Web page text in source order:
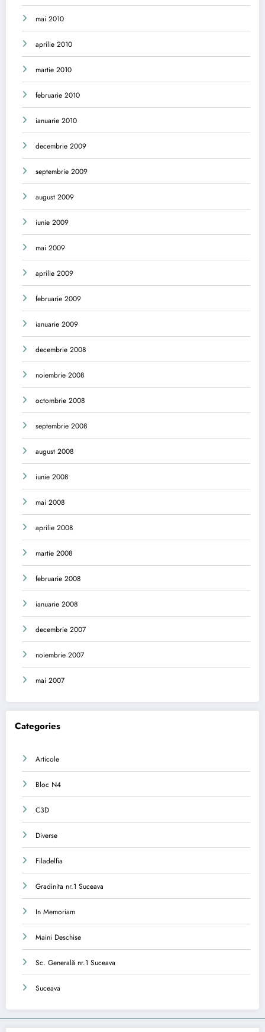
mai 2010
aprilie 2010
martie 2010
februarie 2010
ianuarie 2010
decembrie 2009
septembrie 2009
august 2009
iunie 2009
mai 2009
aprilie 2009
februarie 2009
ianuarie 2009
decembrie 2008
noiembrie 2008
octombrie 2008
septembrie 2008
august 2008
iunie 2008
mai 2008
aprilie 2008
martie 2008
februarie 2008
ianuarie 2008
decembrie 2007
noiembrie 2007
mai 2007
Categories
Articole
Bloc N4
C3D
Diverse
Filadelfia
Gradinita nr.1 Suceava
In Memoriam
Maini Deschise
Sc. Generală nr.1 Suceava
Suceava